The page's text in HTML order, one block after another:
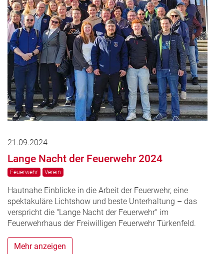
21.09.2024
Lange Nacht der Feuerwehr 2024
Feuerwehr Verein
Hautnahe Einblicke in die Arbeit der Feuerwehr, eine
spektakuläre Lichtshow und beste Unterhaltung – das
verspricht die "Lange Nacht der Feuerwehr" im
Feuerwehrhaus der Freiwilligen Feuerwehr Türkenfeld.
Mehr anzeigen